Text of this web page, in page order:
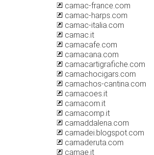
camac-france.com
camac-harps.com
camac-italia.com
camac.it
camacafe.com
camacana.com
camacartigrafiche.com
camachocigars.com
camachos-cantina.com
camacoes.it
camacom.it
camacomp.it
camaddalena.com
camadei.blogspot.com
camaderuta.com
camae.it